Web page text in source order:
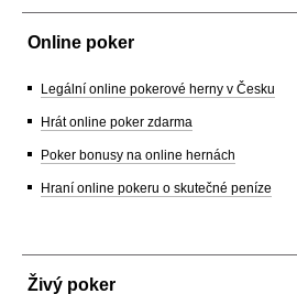
Online poker
Legální online pokerové herny v Česku
Hrát online poker zdarma
Poker bonusy na online hernách
Hraní online pokeru o skutečné peníze
Živý poker